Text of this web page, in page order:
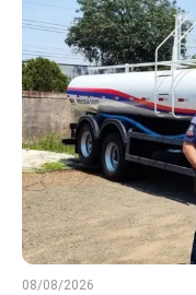
08/08/2026